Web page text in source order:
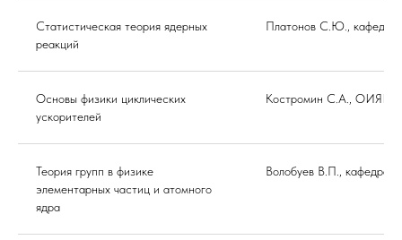
Статистическая теория ядерных
реакций
Платонов С.Ю.,
Основы физики циклических
ускорителей
Костромин С.А., ОИЯИ,
Теория групп в физике
элементарных частиц и атомного
ядра
Волобуев В.П., кафедра